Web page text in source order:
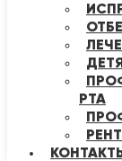
РТА